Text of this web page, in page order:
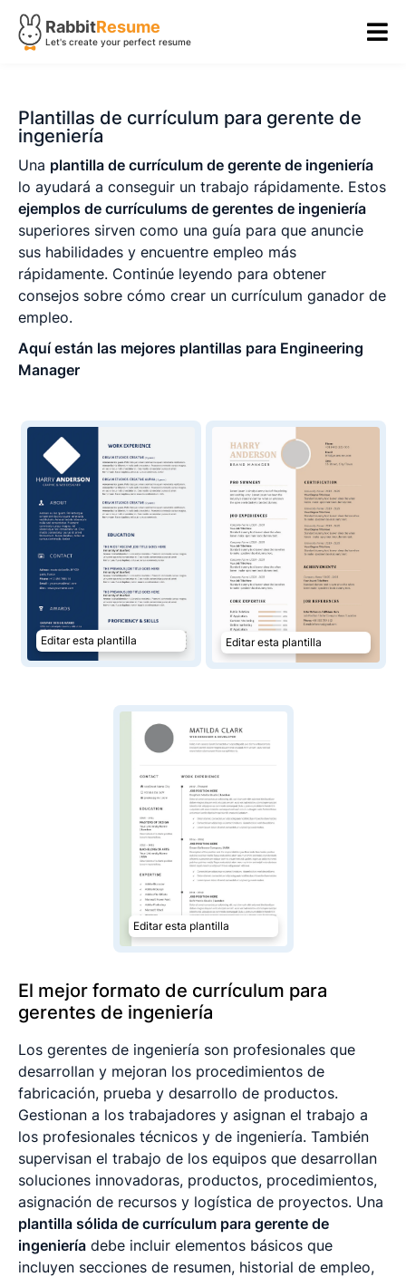
RabbitResume
Let's create your perfect resume
Plantillas de currículum para gerente de
ingeniería
Una plantilla de currículum de gerente de ingeniería
lo ayudará a conseguir un trabajo rápidamente. Estos
ejemplos de currículums de gerentes de ingeniería
superiores sirven como una guía para que anuncie
sus habilidades y encuentre empleo más
rápidamente. Continúe leyendo para obtener
consejos sobre cómo crear un currículum ganador de
empleo.
Aquí están las mejores plantillas para Engineering
Manager
Editar esta plantilla Editar esta plantilla
Editar esta plantilla
El mejor formato de currículum para
gerentes de ingeniería
Los gerentes de ingeniería son profesionales que
desarrollan y mejoran los procedimientos de
fabricación, prueba y desarrollo de productos.
Gestionan a los trabajadores y asignan el trabajo a
los profesionales técnicos y de ingeniería. También
supervisan el trabajo de los equipos que desarrollan
soluciones innovadoras, productos, procedimientos,
asignación de recursos y logística de proyectos. Una
plantilla sólida de currículum para gerente de
ingeniería debe incluir elementos básicos que
incluyen secciones de resumen, historial de empleo,